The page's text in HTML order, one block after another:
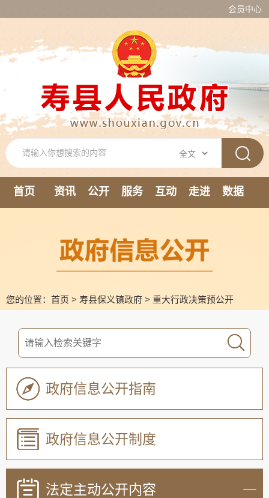
会员中心
首页 资讯 公开 服务 互动 走进
数据
您的位置： 首页 > 寿县保义镇政府 > 重大行政决策预公开
政府信息公开指南
政府信息公开制度
法定主动公开内容